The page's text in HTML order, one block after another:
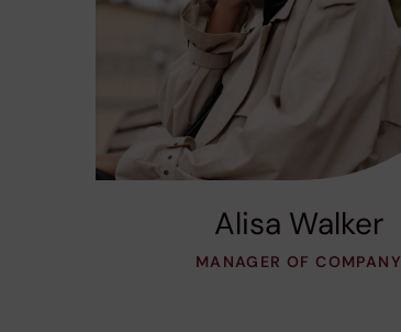
Alisa Walker
MANAGER OF COMPANY